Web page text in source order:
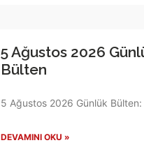
5 Ağustos 2026
Bülten
5 Ağustos 2026 Günlük Bülten:
DEVAMINI OKU »